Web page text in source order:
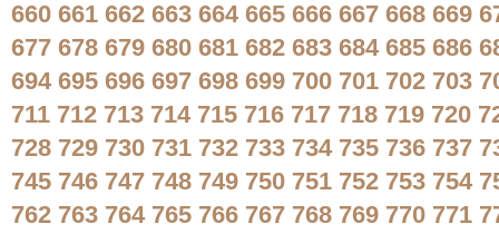
660 661 662 663 664 665 666 667 668 669
677 678 679 680 681 682 683 684 685 686
694 695 696 697 698 699 700 701 702 703
711 712 713 714 715 716 717 718 719 720
728 729 730 731 732 733 734 735 736 737
745 746 747 748 749 750 751 752 753 754
762 763 764 765 766 767 768 769 770 771